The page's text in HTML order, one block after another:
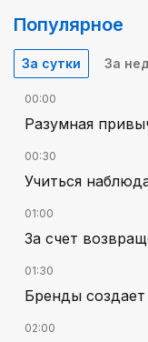
Популярное
За сутки За
00:00
Разумная
00:30
Учиться
01:00
За счет
01:30
Бренды
02:00